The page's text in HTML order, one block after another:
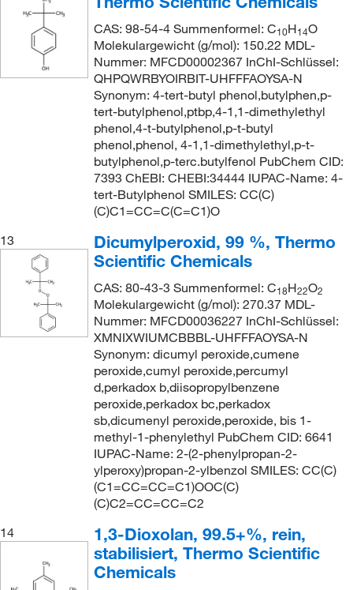
CAS: 98-54-4 Summenformel: C10H14O
Molekulargewicht (g/mol): 150.22 MDL-
Nummer: MFCD00002367 InChI-Schlüssel:
QHPQWRBYOIRBIT-UHFFFAOYSA-N
Synonym: 4-tert-butyl phenol,butylphen,p-
tert-butylphenol,ptbp,4-1,1-dimethylethyl
phenol,4-t-butylphenol,p-t-butyl
phenol,phenol, 4-1,1-dimethylethyl,p-t-
butylphenol,p-terc.butylfenol PubChem CID:
7393 ChEBI: CHEBI:34444 IUPAC-Name: 4-
tert-Butylphenol SMILES: CC(C)
(C)C1=CC=C(C=C1)O
13
Dicumylperoxid, 99 %, Thermo
Scientific Chemicals
CAS: 80-43-3 Summenformel: C18H22O2
Molekulargewicht (g/mol): 270.37 MDL-
Nummer: MFCD00036227 InChI-Schlüssel:
XMNIXWIUMCBBBL-UHFFFAOYSA-N
Synonym: dicumyl peroxide,cumene
peroxide,cumyl peroxide,percumyl
d,perkadox b,diisopropylbenzene
peroxide,perkadox bc,perkadox
sb,dicumenyl peroxide,peroxide, bis 1-
methyl-1-phenylethyl PubChem CID: 6641
IUPAC-Name: 2-(2-phenylpropan-2-
ylperoxy)propan-2-ylbenzol SMILES: CC(C)
(C1=CC=CC=C1)OOC(C)
(C)C2=CC=CC=C2
14
1,3-Dioxolan, 99.5+%, rein,
stabilisiert, Thermo Scientific
Chemicals